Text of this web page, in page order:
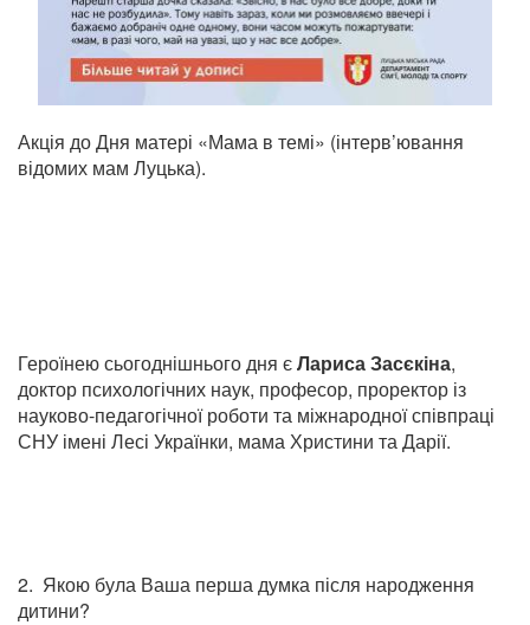
Акція до Дня матері «Мама в темі» (інтерв’ювання
відомих мам Луцька).
Героїнею сьогоднішнього дня єЛариса Засєкіна,
доктор психологічних наук, професор, проректор із
науково-педагогічної роботи та міжнародної співпраці
СНУ імені Лесі Українки, мама Христини та Дарії.
2. Якою була Ваша перша думка після народження
дитини?